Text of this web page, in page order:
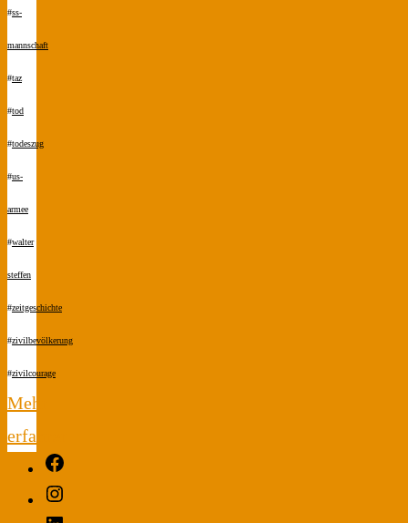
#ss-
mannschaft
#taz
#tod
#todeszug
#us-
armee
#walter
steffen
#zeitgeschichte
#zivilbevölkerung
#zivilcourage
Mehr
erfahren
"Endstation
Seeshaupt